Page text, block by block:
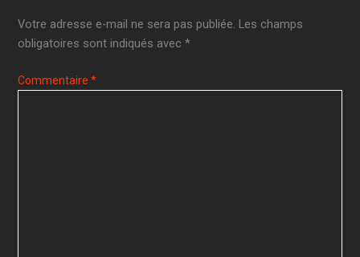
Votre adresse e-mail ne sera pas publiée. Les champs
obligatoires sont indiqués avec*
Commentaire*